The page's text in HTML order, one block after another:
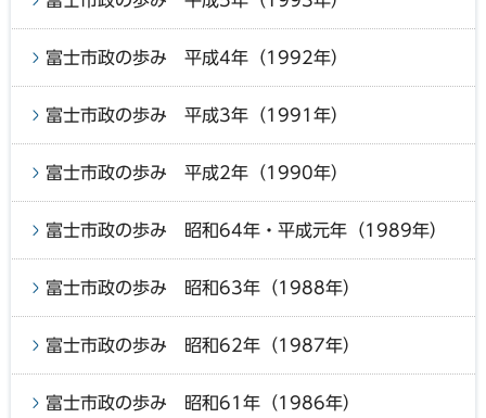
富士市政の歩み 平成4年（1992年）
富士市政の歩み 平成3年（1991年）
富士市政の歩み 平成2年（1990年）
富士市政の歩み 昭和64年・平成元年（1989年）
富士市政の歩み 昭和63年（1988年）
富士市政の歩み 昭和62年（1987年）
富士市政の歩み 昭和61年（1986年）